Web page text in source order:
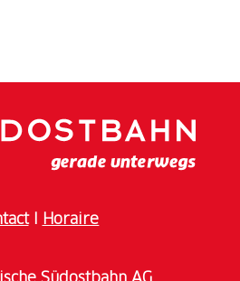
I Horaire
Südostbahn AG